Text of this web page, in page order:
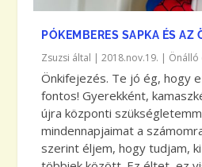
PÓKEMBERES SAPKA ÉS AZ
Zsuzsi által |2018.nov.19. | Önálló
Önkifejezés. Te jó ég, hogy
fontos! Gyerekként,
újra központi
mindennapjaimat a
szerint éljem, hogy tudjam,